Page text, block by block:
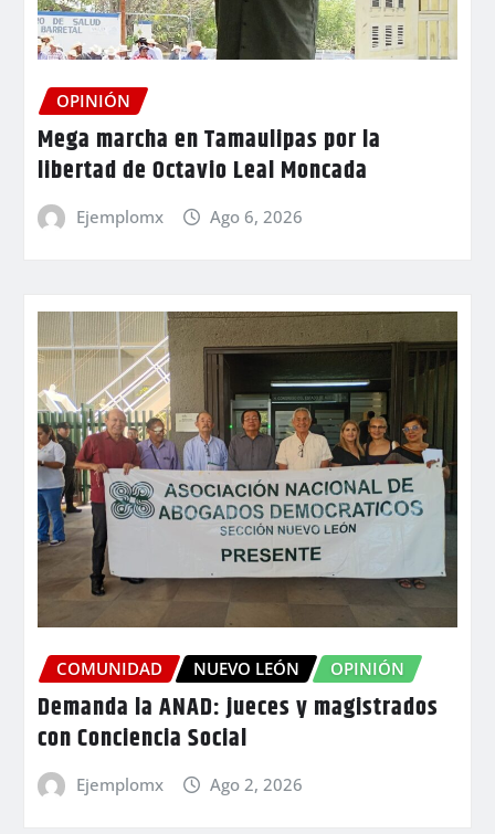
OPINIÓN
Mega marcha en Tamaulipas por la
libertad de Octavio Leal Moncada
Ejemplomx Ago 6, 2026
COMUNIDAD NUEVO LEÓN OPINIÓN
Demanda la ANAD: jueces y magistrados
con Conciencia Social
Ejemplomx Ago 2, 2026